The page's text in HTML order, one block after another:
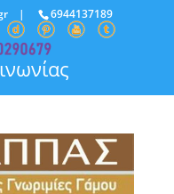
| 6944137189